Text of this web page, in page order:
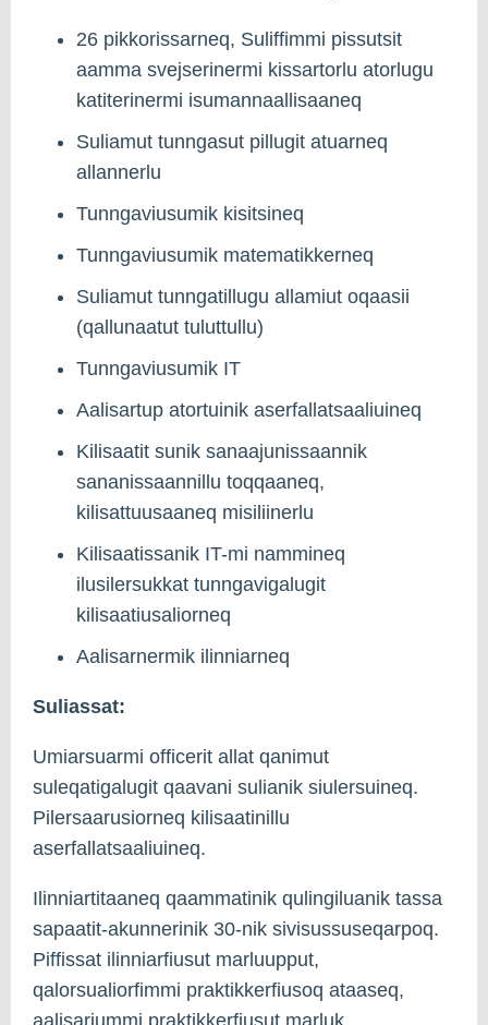
26 pikkorissarneq, Suliffimmi pissutsit
aamma svejserinermi kissartorlu atorlugu
katiterinermi isumannaallisaaneq
Suliamut tunngasut pillugit atuarneq
allannerlu
Tunngaviusumik kisitsineq
Tunngaviusumik matematikkerneq
Suliamut tunngatillugu allamiut oqaasii
(qallunaatut tuluttullu)
Tunngaviusumik IT
Aalisartup atortuinik aserfallatsaaliuineq
Kilisaatit sunik sanaajunissaannik
sananissaannillu toqqaaneq,
kilisattuusaaneq misiliinerlu
Kilisaatissanik IT-mi nammineq
ilusilersukkat tunngavigalugit
kilisaatiusaliorneq
Aalisarnermik ilinniarneq
Suliassat:
Umiarsuarmi officerit allat qanimut
suleqatigalugit qaavani sulianik siulersuineq.
Pilersaarusiorneq kilisaatinillu
aserfallatsaaliuineq.
Ilinniartitaaneq qaammatinik qulingiluanik tassa
sapaatit-akunnerinik 30-nik sivisussuseqarpoq.
Piffissat ilinniarfiusut marluupput,
qalorsualiorfimmi praktikkerfiusoq ataaseq,
aalisariummi praktikkerfiusut marluk.